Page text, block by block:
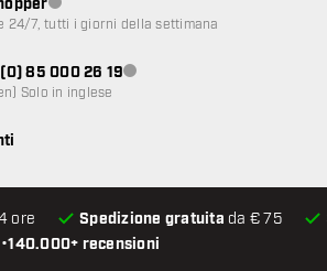
•140.000+ recensioni
ore Spedizione gratuita da € 75
Servizio clienti non disponibile
24/7, tutti i giorni della settimana
85 000 26 19Servizio clienti non disponibile
Solo in inglese